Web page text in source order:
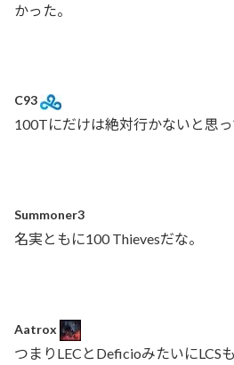
かった。
C93
100Tにだけは絶対行かないと思
Summoner3
名実ともに100 Thievesだな。
Aatrox
つまりLECとDeficioみたいにLCS